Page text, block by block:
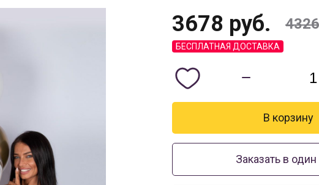
3678 руб. 4326
БЕСПЛАТНАЯ ДОСТАВКА
Заказать в